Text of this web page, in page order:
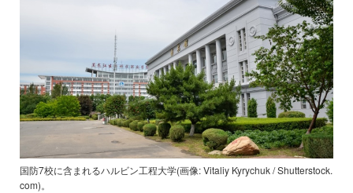
国防7校に含まれるハルビン工程大学(画像: Vitaliy Kyrychuk / Shutterstock.
com)。